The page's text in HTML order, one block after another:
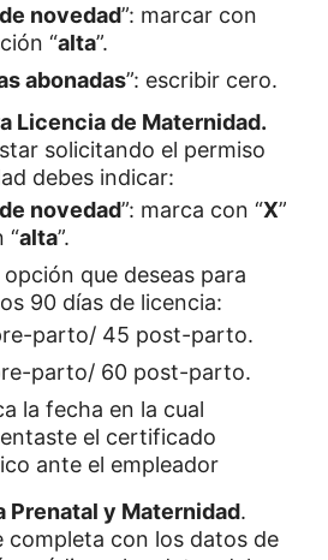
novedad”: marcar con
“alta”.
abonadas”: escribir cero.
Licencia de Maternidad.
solicitando el permiso
debes indicar:
novedad”: marca con “X”
“alta”.
que deseas para
90 días de licencia:
parto/ 45 post-parto.
parto/ 60 post-parto.
la fecha en la cual
el certificado
ante el empleador
Prenatal y Maternidad.
completa con los datos de